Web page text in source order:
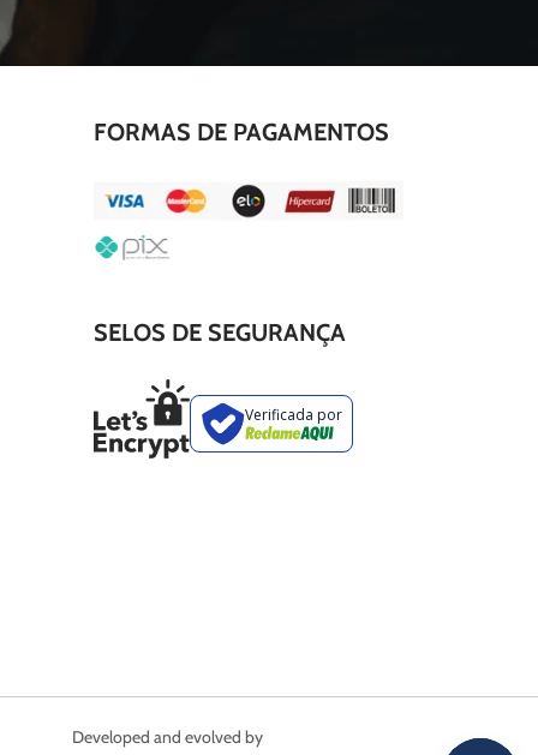
FORMAS DE PAGAMENTOS
SELOS DE SEGURANÇA
Developed and evolved by